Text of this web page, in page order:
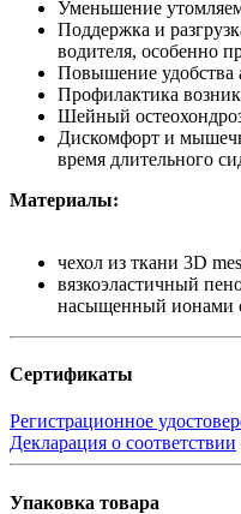
Уменьшение
Поддержка и
водителя, особенно
Повышение удобства
Профилактика
Шейный
Дискомфорт и
время длительного
Материалы:
чехол из ткани 3D
вязкоэластичный
насыщенный ионами
Сертификаты
Регистрационное
Декларация о соответствии
Упаковка товара